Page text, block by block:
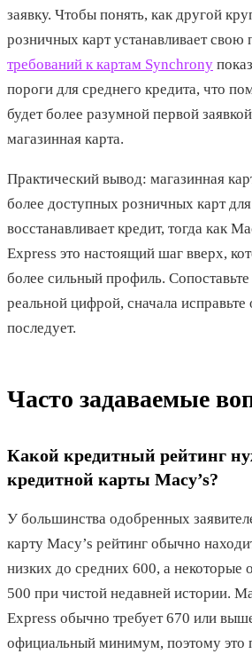
заявку. Чтобы понять, как другой
розничных карт устанавливает свою
требований к картам Synchrony
пороги для среднего кредита, что
будет более разумной первой
магазинная карта.
Практический вывод: магазинная
более доступных розничных карт для
восстанавливает кредит, тогда как
Express это настоящий шаг вверх,
более сильный профиль.
реальной цифрой, сначала
последует.
Часто задаваемые
Какой кредитный рейтинг
кредитной карты Macy’s?
У большинства одобренных
карту Macy’s рейтинг обычно
низких до средних 600, а некоторые
500 при чистой недавней истории.
Express обычно требует 670 или
официальный минимум, поэтому это